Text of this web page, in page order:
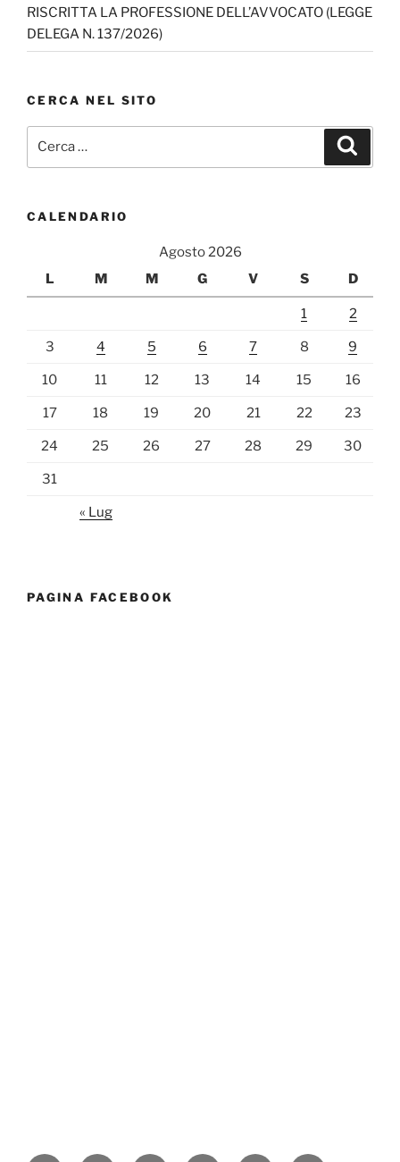
RISCRITTA LA PROFESSIONE DELL’AVVOCATO (LEGGE
DELEGA N. 137/2026)
CERCA NEL SITO
CALENDARIO
Agosto 2026
L
M M G V S D
1 2
3 4 5 6 7 8 9
10 11 12 13 14 15 16
17 18 19 20 21 22 23
24 25 26 27 28 29 30
31
« Lug
PAGINA FACEBOOK